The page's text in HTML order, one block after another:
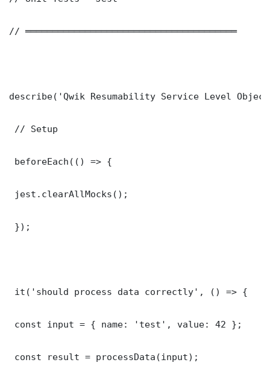
// ═══════════════════════════════════════
describe('Qwik Resumability Service Level
// Setup
beforeEach(() => {
jest.clearAllMocks();
});
it('should process data correctly', () => {
const input = { name: 'test', value: 42 };
const result = processData(input);